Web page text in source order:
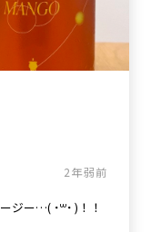
2年弱前
ジー…( ˙꒳​˙ )！！